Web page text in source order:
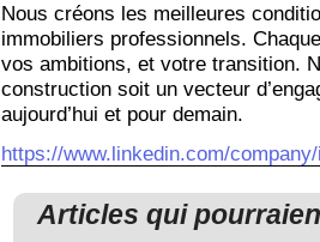
Nous créons les meilleures
immobiliers professionnels.
vos ambitions, et votre transition.
construction soit un vecteur
aujourd’hui et pour demain.
https://www.linkedin.com/
Articles qui